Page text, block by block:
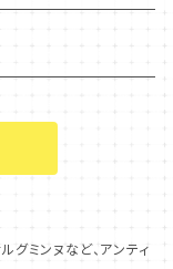
ミンヌなど、アンティ